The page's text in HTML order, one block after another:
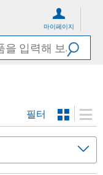
마이페이지
필터